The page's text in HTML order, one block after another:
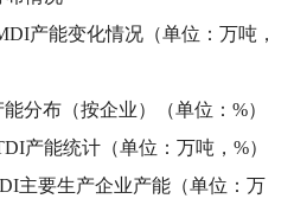
产能变化情况（单位：万吨，
分布（按企业）（单位：%）
产能统计（单位：万吨，%）
主要生产企业产能（单位：万